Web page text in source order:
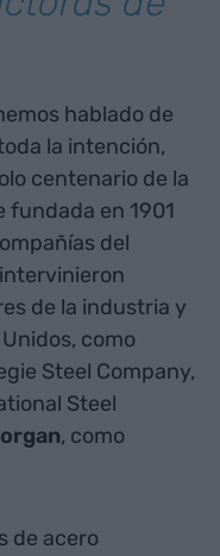
hablado de
la intención,
centenario de la
en 1901
del
de la industria y
como
Steel Company,
Steel
, como
de acero